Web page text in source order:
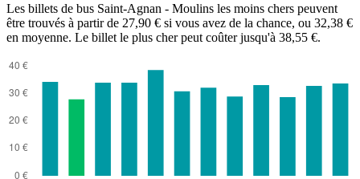
Les billets de bus Saint-Agnan - Moulins les moins chers peuvent
être trouvés à partir de 27,90 € si vous avez de la chance, ou 32,38 €
en moyenne. Le billet le plus cher peut coûter jusqu'à 38,55 €.